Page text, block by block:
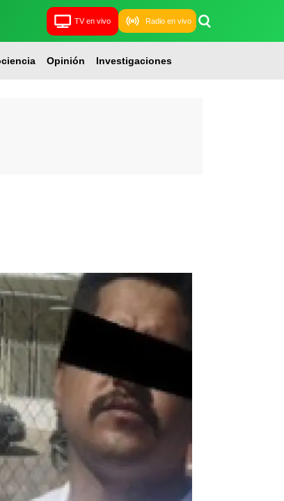
TV en vivo Radio en vivo
Opinión Investigaciones